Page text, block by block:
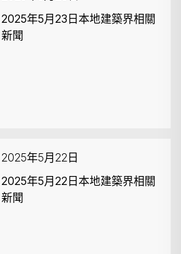
2025年5月23日本地建築界相關
新聞
2025年5月22日
2025年5月22日本地建築界相關
新聞